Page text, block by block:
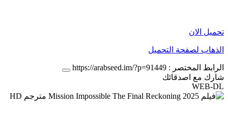
تحميل الان
الذهاب لصفحة التحميل
الرابط المختصر : https://arabseed.im/?p=91449
شارك مع اصدقائك
WEB-DL